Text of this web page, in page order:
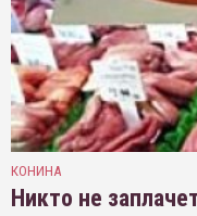
КОНИНА
Никто не